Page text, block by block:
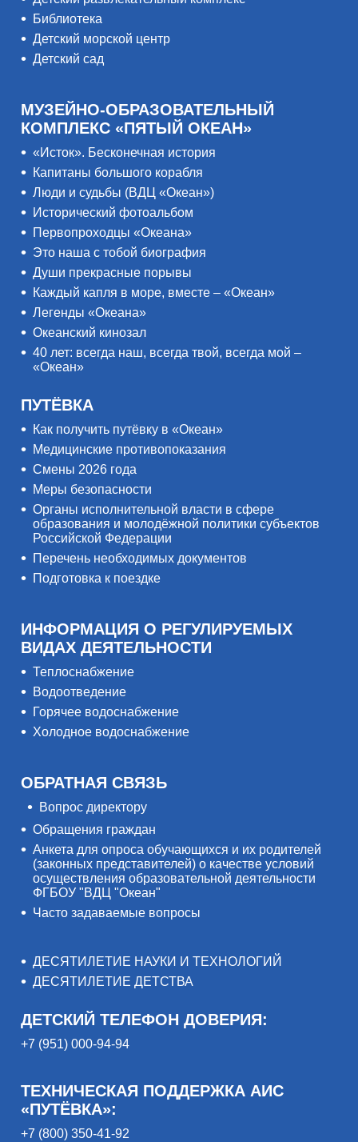
Библиотека
Детский морской центр
Детский сад
МУЗЕЙНО-ОБРАЗОВАТЕЛЬНЫЙ
КОМПЛЕКС «ПЯТЫЙ ОКЕАН»
«Исток». Бесконечная история
Капитаны большого корабля
Люди и судьбы (ВДЦ «Океан»)
Исторический фотоальбом
Первопроходцы «Океана»
Это наша с тобой биография
Души прекрасные порывы
Каждый капля в море, вместе – «Океан»
Легенды «Океана»
Океанский кинозал
40 лет: всегда наш, всегда твой, всегда мой –
«Океан»
ПУТЁВКА
Как получить путёвку в «Океан»
Медицинские противопоказания
Смены 2026 года
Меры безопасности
Органы исполнительной власти в сфере
образования и молодёжной политики субъектов
Российской Федерации
Перечень необходимых документов
Подготовка к поездке
ИНФОРМАЦИЯ О РЕГУЛИРУЕМЫХ
ВИДАХ ДЕЯТЕЛЬНОСТИ
Теплоснабжение
Водоотведение
Горячее водоснабжение
Холодное водоснабжение
ОБРАТНАЯ СВЯЗЬ
Вопрос директору
Обращения граждан
Анкета для опроса обучающихся и их родителей
(законных представителей) о качестве условий
осуществления образовательной деятельности
ФГБОУ "ВДЦ "Океан"
Часто задаваемые вопросы
ДЕСЯТИЛЕТИЕ НАУКИ И ТЕХНОЛОГИЙ
ДЕСЯТИЛЕТИЕ ДЕТСТВА
ДЕТСКИЙ ТЕЛЕФОН ДОВЕРИЯ:
+7 (951) 000-94-94
ТЕХНИЧЕСКАЯ ПОДДЕРЖКА АИС
«ПУТЁВКА»:
+7 (800) 350-41-92